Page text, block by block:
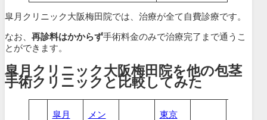
皐月クリニック大阪梅田院では、治療が全て自費診療です。
なお、 再診料はかからず手術料金のみで治療完了まで通うこ
とができます。
皐月クリニック大阪梅田院を他の包茎
手術クリニックと比較してみた
皐月
メン
東京